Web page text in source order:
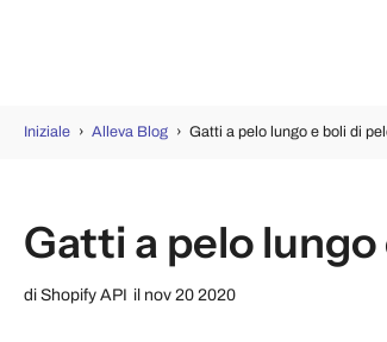
Iniziale › Alleva Blog › Gatti a pelo lungo e boli di
Gatti a pelo
di Shopify API il nov 20 2020